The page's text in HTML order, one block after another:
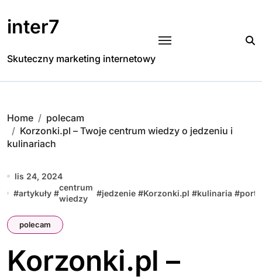
to
content
inter7
Skuteczny marketing internetowy
Home
polecam
Korzonki.pl – Twoje centrum wiedzy o jedzeniu i
kulinariach
lis 24, 2024
#artykuły #
centrum
wiedzy
#jedzenie #Korzonki.pl #kulinaria #
polecam
Korzonki.pl –